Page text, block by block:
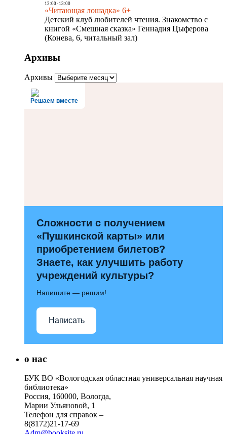
12:00- 13:00
«Читающая лошадка» 6+
Детский клуб любителей чтения. Знакомство с
книгой «Смешная сказка» Геннадия Цыферова
(Конева, 6, читальный зал)
Архивы
Архивы
Решаем вместе
Сложности с получением
«Пушкинской карты» или
приобретением билетов?
Знаете, как улучшить работу
учреждений культуры?
Напишите — решим!
Написать
о нас
БУК ВО «Вологодская областная универсальная научная
библиотека»
Россия, 160000, Вологда,
Марии Ульяновой, 1
Телефон для справок –
8(8172)21-17-69